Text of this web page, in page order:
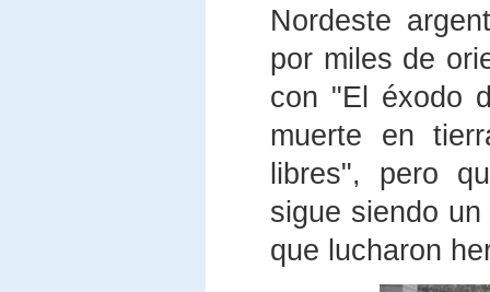
Nordeste
por miles de
con "El éxodo
muerte en
libres", pero
sigue siendo
que lucharon